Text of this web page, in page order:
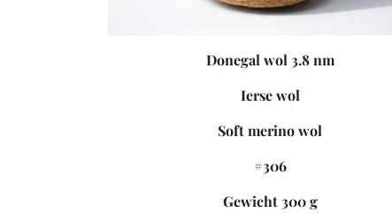
Donegal wol 3.8 nm
Ierse wol
Soft merino wol
#306
Gewicht 300 g